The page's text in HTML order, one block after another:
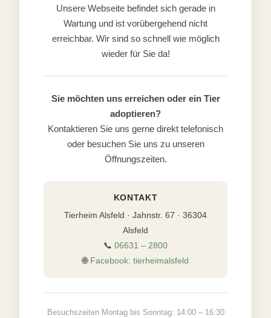
Unsere Webseite befindet sich gerade in
Wartung und ist vorübergehend nicht
erreichbar. Wir sind so schnell wie möglich
wieder für Sie da!
Sie möchten uns erreichen oder ein Tier
adoptieren?
Kontaktieren Sie uns gerne direkt telefonisch
oder besuchen Sie uns zu unseren
Öffnungszeiten.
KONTAKT
Tierheim Alsfeld · Jahnstr. 67 · 36304
Alsfeld
📞 06631 – 2800
🌐 Facebook: tierheimalsfeld
Besuchszeiten Montag bis Sonntag: 14:00 – 16:30